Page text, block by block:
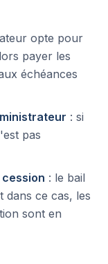
opte pour
payer les
échéances
: si
pas
cession : le bail
dans ce cas, les
sont en